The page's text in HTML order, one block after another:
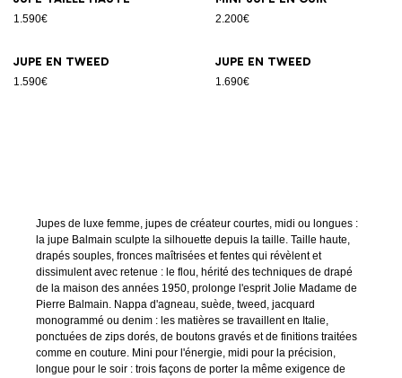
1.590€ 2.200€
Jupe en tweed
1.590€
Jupe en tweed
1.690€
Jupes de luxe femme, jupes de créateur courtes, midi ou longues :
la jupe Balmain sculpte la silhouette depuis la taille. Taille haute,
drapés souples, fronces maîtrisées et fentes qui révèlent et
dissimulent avec retenue : le flou, hérité des techniques de drapé
de la maison des années 1950, prolonge l'esprit Jolie Madame de
Pierre Balmain. Nappa d'agneau, suède, tweed, jacquard
monogrammé ou denim : les matières se travaillent en Italie,
ponctuées de zips dorés, de boutons gravés et de finitions traitées
comme en couture. Mini pour l'énergie, midi pour la précision,
longue pour le soir : trois façons de porter la même exigence de